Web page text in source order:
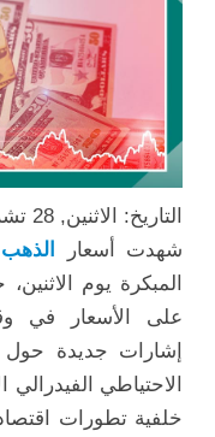
التاريخ: الاثنين, 28 تشرين الأول 2024
شهدت أسعار
الذهب
المبكرة يوم
على الأسعار في
إشارات جديدة حول
الاحتياطي
خلفية تطورات